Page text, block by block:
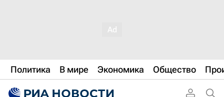
Политика В мире Экономика Общество